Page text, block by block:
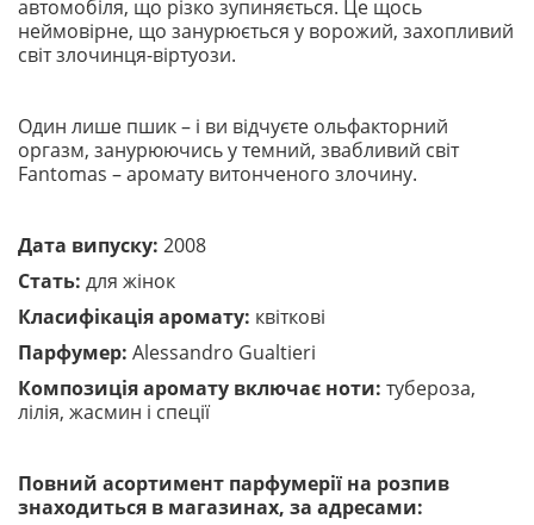
автомобіля, що різко зупиняється. Це щось
неймовірне, що занурюється у ворожий, захопливий
світ злочинця-віртуози.
Один лише пшик – і ви відчуєте ольфакторний
оргазм, занурюючись у темний, звабливий світ
Fantomas – аромату витонченого злочину.
Дата випуску: 2008
Стать: для жінок
Класифікація аромату: квіткові
Парфумер: Alessandro Gualtieri
Композиція аромату включає ноти: тубероза,
лілія, жасмин і спеції
Повний асортимент парфумерії на розпив
знаходиться в магазинах, за адресами: